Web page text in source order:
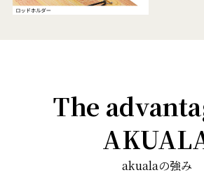
The
akualaの強み